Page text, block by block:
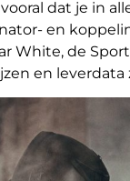
dat je in
en
White, de
en